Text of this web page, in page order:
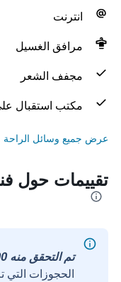
انترنت
مرافق الغسيل
مجفف الشعر
مكتب استقبال على
عرض جميع وسائل الراحة
تقييمات حول
تم التحقق منه 100%
الحجوزات التي